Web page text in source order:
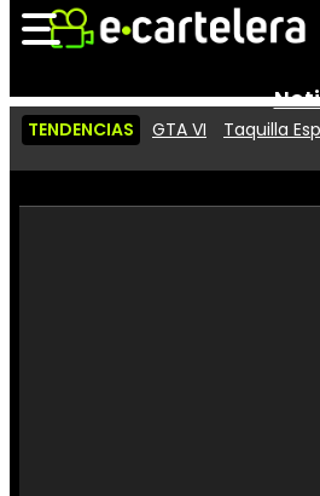
Vídeos
TENDENCIAS GTA VI Taquilla